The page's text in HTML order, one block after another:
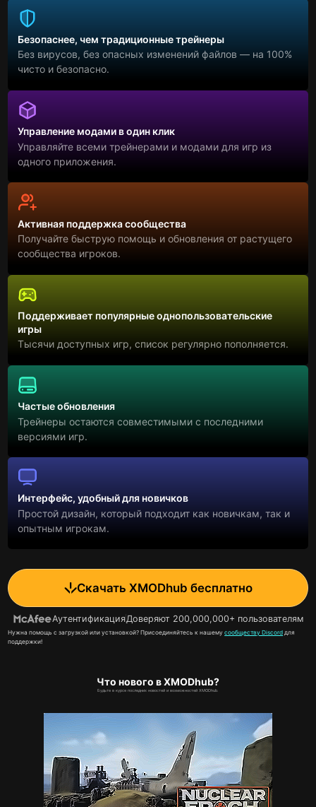
Безопаснее, чем традиционные трейнеры
Без вирусов, без опасных изменений файлов — на 100%
чисто и безопасно.
Управление модами в один клик
Управляйте всеми трейнерами и модами для игр из
одного приложения.
Активная поддержка сообщества
Получайте быструю помощь и обновления от растущего
сообщества игроков.
Поддерживает популярные однопользовательские
игры
Тысячи доступных игр, список регулярно пополняется.
Частые обновления
Трейнеры остаются совместимыми с последними
версиями игр.
Интерфейс, удобный для новичков
Простой дизайн, который подходит как новичкам, так и
опытным игрокам.
Скачать XMODhub бесплатно
Аутентификация Доверяют 200,000,000+ пользователям
Нужна помощь с загрузкой или установкой? Присоединяйтесь к нашемусообществу Discord для
поддержки!
Что нового в XMODhub?
Будьте в курсе последних новостей и возможностей XMODhub.